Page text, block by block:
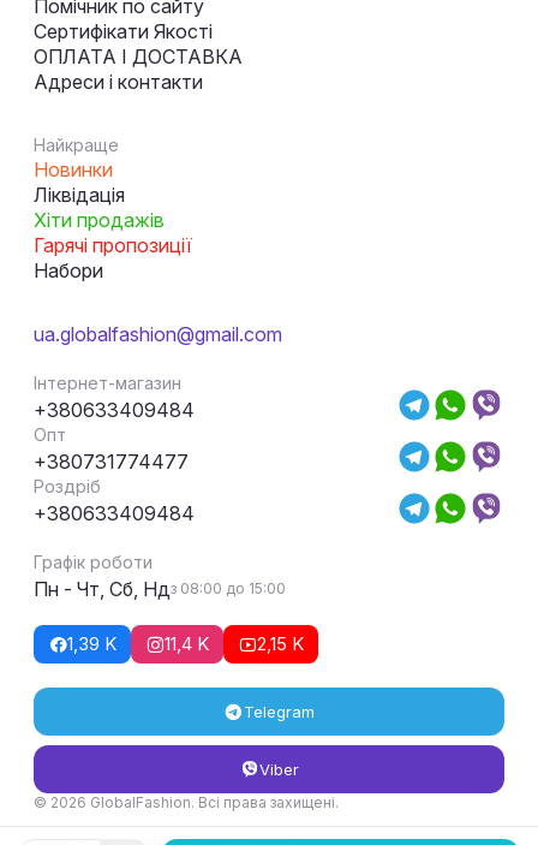
Помічник по сайту
Сертифікати Якості
ОПЛАТА І ДОСТАВКА
Адреси і контакти
Найкраще
Новинки
Ліквідація
Хіти продажів
Гарячі пропозиції
Набори
ua.globalfashion@gmail.com
Інтернет-магазин
+380633409484
Опт
+380731774477
Роздріб
+380633409484
Графік роботи
Пн - Чт, Сб, Ндз 08:00 до 15:00
1,39 K 11,4 K 2,15 K
Telegram
Viber
© 2026 GlobalFashion. Всі права захищені.
Умови повернення та обміну товару